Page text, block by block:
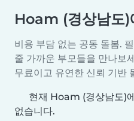
Hoam (경상남도)
비용 부담 없는 공동 돌봄.
줄 가까운 부모들을 만나보
무료이고 유연한 신뢰 기반
현재 Hoam (경상남도)
없습니다.